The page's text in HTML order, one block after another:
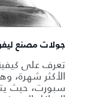
جولات مصنع
تعرف على
الأكثر شهرة،
سبورت، حيث